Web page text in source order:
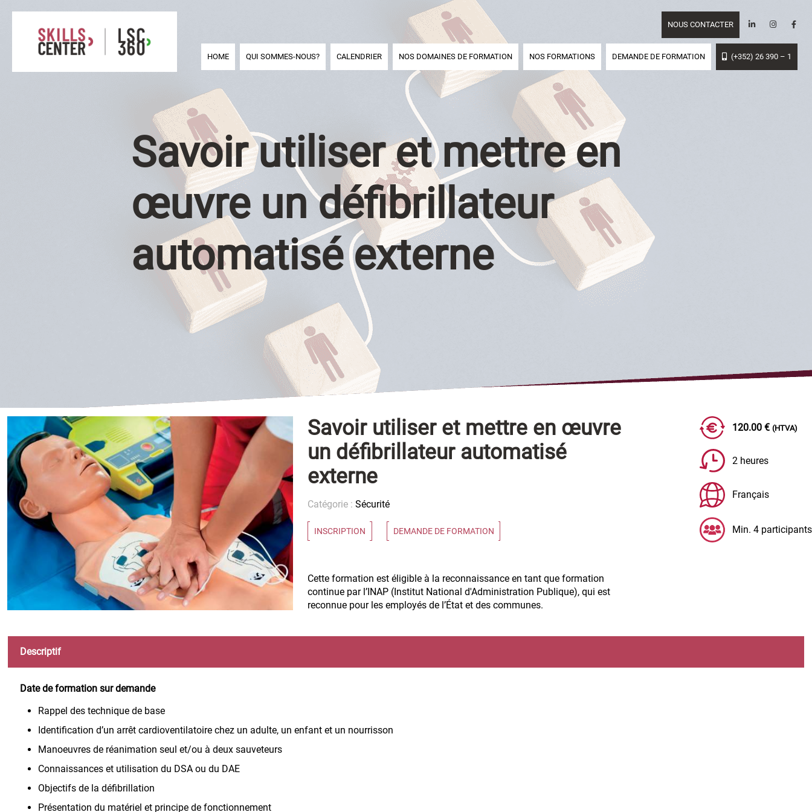
NOUS CONTACTER
HOME QUI SOMMES-NOUS? CALENDRIER NOS DOMAINES DE FORMATION NOS FORMATIONS DEMANDE DE FORMATION (+352) 26 390 – 1
Savoir utiliser et mettre en
œuvre un défibrillateur
automatisé externe
Savoir utiliser et mettre en œuvre
un défibrillateur automatisé
externe
Catégorie :Sécurité
INSCRIPTION DEMANDE DE FORMATION
Cette formation est éligible à la reconnaissance en tant que formation
continue par l’INAP (Institut National d'Administration Publique), qui est
reconnue pour les employés de l’État et des communes.
120.00 € (HTVA)
2 heures
Français
Min. 4 participants
Descriptif
Date de formation sur demande
Rappel des technique de base
Identification d’un arrêt cardioventilatoire chez un adulte, un enfant et un nourrisson
Manoeuvres de réanimation seul et/ou à deux sauveteurs
Connaissances et utilisation du DSA ou du DAE
Objectifs de la défibrillation
Présentation du matériel et principe de fonctionnement